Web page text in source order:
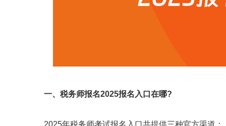
一、税务师报名2025报名入口在哪?
2025年税务师考试报名入口共提供三种官方渠道：